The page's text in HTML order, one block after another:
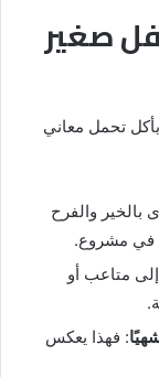
صغير
تحمل معاني
بالخير والفرح
في مشروع.
متاعب أو
: فهذا يعكس